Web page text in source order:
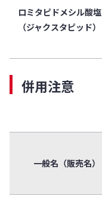
ロミタピドメシル酸塩
（ジャクスタピッド）
併用注意
一般名（販売名）